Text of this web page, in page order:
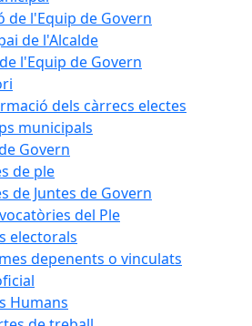
de l'Equip de Govern
de l'Alcalde
l'Equip de Govern
dels càrrecs electes
municipals
Govern
de ple
de Juntes de Govern
del Ple
electorals
depenents o vinculats
Humans